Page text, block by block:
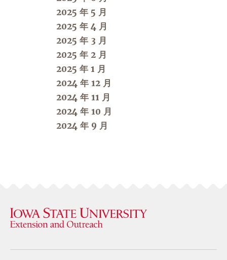
2025 年 5 月
2025 年 4 月
2025 年 3 月
2025 年 2 月
2025 年 1 月
2024 年 12 月
2024 年 11 月
2024 年 10 月
2024 年 9 月